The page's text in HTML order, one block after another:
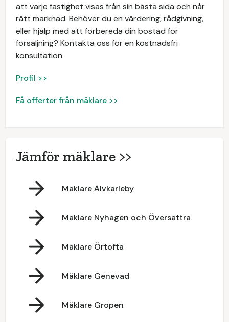
att varje fastighet visas från sin bästa sida och når
rätt marknad. Behöver du en värdering, rådgivning,
eller hjälp med att förbereda din bostad för
försäljning? Kontakta oss för en kostnadsfri
konsultation.
Profil >>
Få offerter från mäklare >>
Jämför mäklare >>
Mäklare Älvkarleby
Mäklare Nyhagen och Översättra
Mäklare Örtofta
Mäklare Genevad
Mäklare Gropen